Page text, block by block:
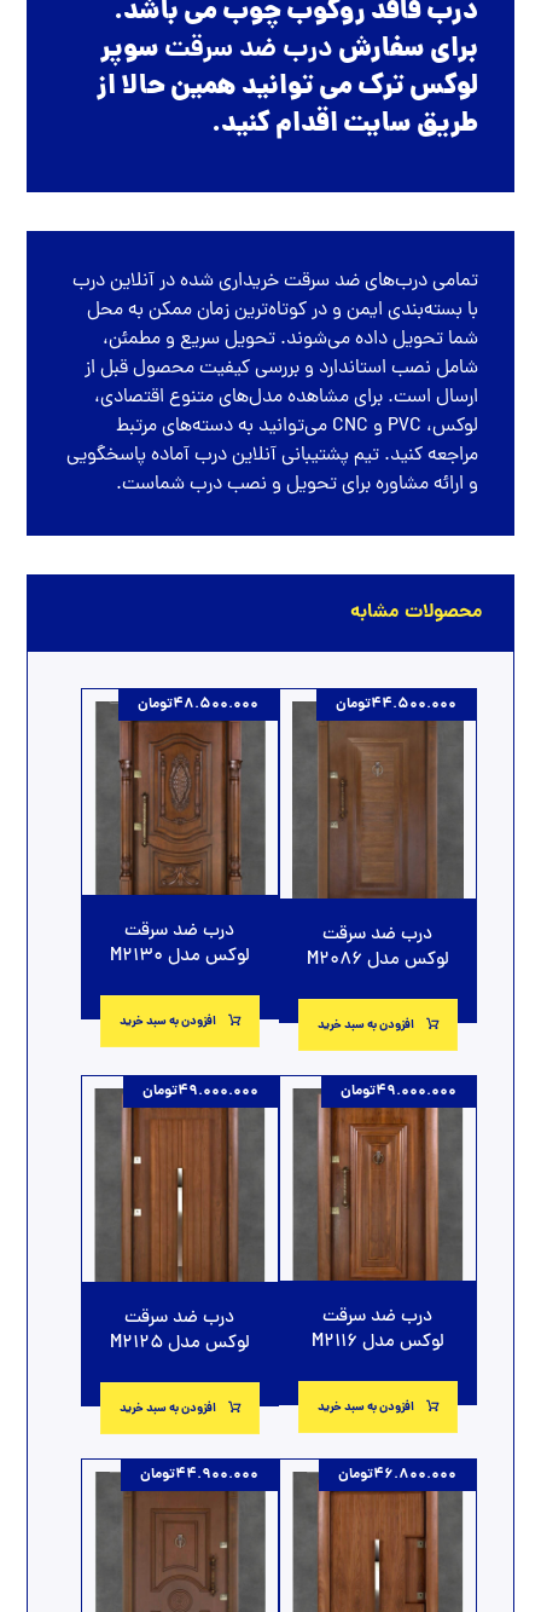
درب فاقد روکوب چوب می باشد.
برای سفارشدرب ضد سرقتسوپر
لوکس ترک می توانید همین حالا از
طریق سایت اقدام کنید.
تمامیدرب‌های ضد سرقتخریداری شده درآنلاین درب
با بسته‌بندی ایمن و در کوتاه‌ترین زمان ممکن به محل
شما تحویل داده می‌شوند. تحویل سریع و مطمئن،
شامل نصب استاندارد و بررسی کیفیت محصول قبل از
ارسال است. برای مشاهده مدل‌های متنوع اقتصادی،
لوکس، PVC و CNC می‌توانید به دسته‌های مرتبط
مراجعه کنید. تیم پشتیبانی آنلاین درب آماده پاسخگویی
و ارائه مشاوره برای تحویل و نصب درب شماست.
محصولات مشابه
درب ضد سرقت
لوکس مدل M2086
44.500.000تومان
افزودن به سبد خرید
درب ضد سرقت
لوکس مدل M2130
48.500.000تومان
افزودن به سبد خرید
درب ضد سرقت
لوکس مدل M2116
49.000.000تومان
افزودن به سبد خرید
درب ضد سرقت
لوکس مدل M2125
49.000.000تومان
افزودن به سبد خرید
46.800.000تومان 44.900.000تومان